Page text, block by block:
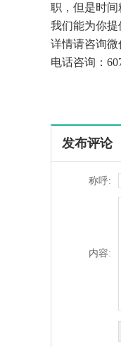
职，但是时间
我们能为你
详情请咨询微
电话咨询：
发布评论
称呼:
内容: